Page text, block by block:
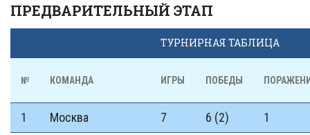
ПРЕДВАРИТЕЛЬНЫЙ ЭТАП
ТУРНИРНАЯ ТАБЛИЦА
№ КОМАНДА ИГРЫ ПОБЕДЫ
1 Москва 7 6 (2) 1